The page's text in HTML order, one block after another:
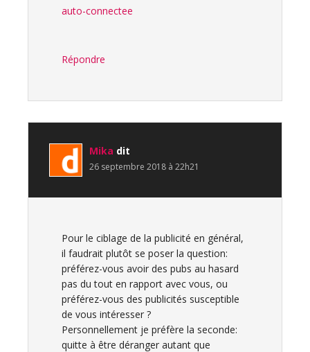
auto-connectee
Répondre
Mika dit
26 septembre 2018 à 22h21
Pour le ciblage de la publicité en général,
il faudrait plutôt se poser la question:
préférez-vous avoir des pubs au hasard
pas du tout en rapport avec vous, ou
préférez-vous des publicités susceptible
de vous intéresser ?
Personnellement je préfère la seconde:
quitte à être déranger autant que